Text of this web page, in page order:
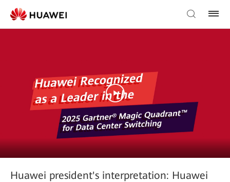
Huawei president's interpretation: Huawei